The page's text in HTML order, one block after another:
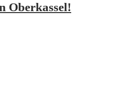
Oberkassel!